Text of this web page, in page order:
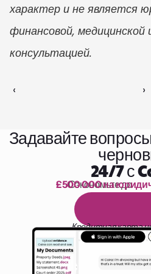
характер и не является
финансовой, медицинской
консультацией.
‹ ›
Задавайте
24/7 с
1
Сэкономьте до
£500 000 на
ы
Кредитная карта